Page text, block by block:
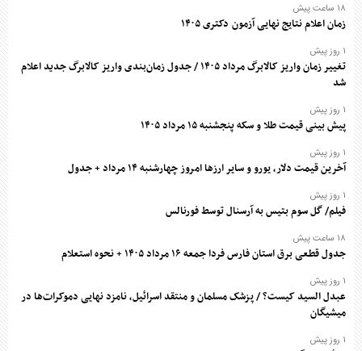
۱۸ ساعت پیش
زمان اعلام نتایج نهایی آزمون دکتری ۱۴۰۵
۱ روز پیش
تغییر زمان واریز کالابرگ مرداد ۱۴۰۵ / جدول زمان‌بندی واریز کالابرگ جدید اعلام
شد
۱ روز پیش
پیش بینی قیمت طلا و سکه پنجشنبه ۱۵ مرداد ۱۴۰۵
۱ روز پیش
آخرین قیمت دلار، یورو و سایر ارز‌ها امروز چهارشنبه ۱۴ مرداد + جدول
۱ روز پیش
فیلم/ گل سوم بتیس به آرسنال توسط فورنالس
۱۸ ساعت پیش
جدول قطعی برق استان فارس فردا جمعه ۱۶ مرداد ۱۴۰۵ + نحوه استعلام
۱ روز پیش
عبدل السید کیست؟ / پزشک مسلمان و منتقد اسرائیل، نامزد نهایی دموکرات‌ها در
میشیگان
۱ روز پیش